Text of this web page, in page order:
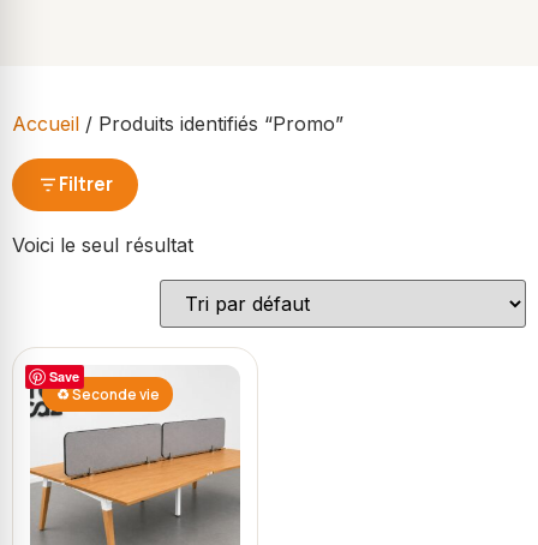
Accueil / Produits identifiés “Promo”
Filtrer
Voici le seul résultat
Save
♻ Seconde vie